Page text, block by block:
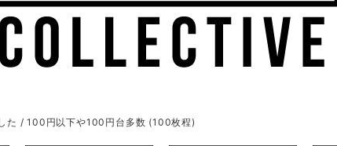
た / 100円以下や100円台多数 (100枚程)